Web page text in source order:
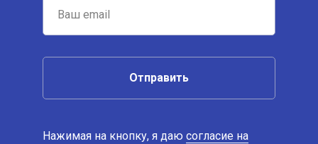
Отправить
Нажимая на кнопку, я даю согласие на